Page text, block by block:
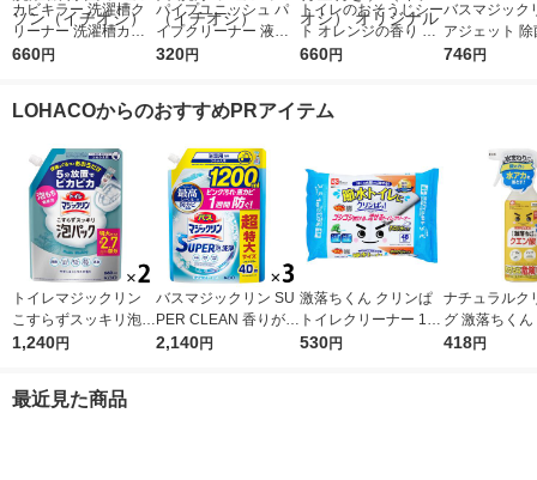
カビキラー 洗濯槽ク
リーナー 洗濯槽カビ
キラー 液体タイプ 55
ョンソン（イチオシ）
660円
パイプユニッシュ パ
イプクリーナー 液体
タイプ 800g パイプ掃
（イチオシ）
320円
トイレのおそうじシー
ト オレンジの香り フ
ァスナー付き 1セット
シ） オリジナル
660円
バスマジック
アジェット
ーバルクリア
746円
LOHACOからのおすすめPRアイテム
トイレマジックリン
こすらずスッキリ泡パ
ック シトラスサボン
王
1,240円
バスマジックリン SU
PER CLEAN 香りが残
らない 詰め替え 超特
2,140円
激落ちくん クリンぱ
トイレクリーナー 1パ
ック（24枚×2個入）
530円
ナチュラルク
グ 激落ちく
酸スプレー
418円
最近見た商品